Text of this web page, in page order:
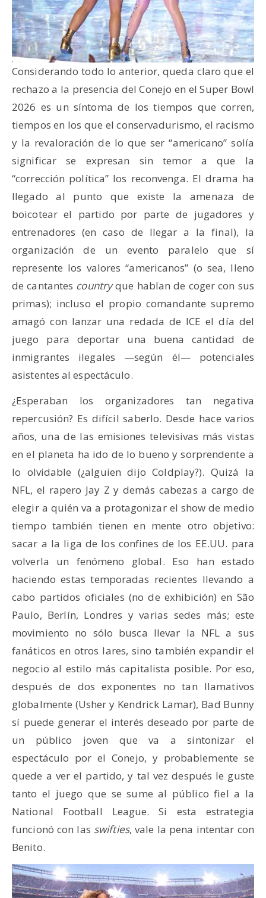
Considerando todo lo anterior, queda claro que el
rechazo a la presencia del Conejo en el Super Bowl
2026 es un síntoma de los tiempos que corren,
tiempos en los que el conservadurismo, el racismo
y la revaloración de lo que ser “americano” solía
significar se expresan sin temor a que la
“corrección política” los reconvenga. El drama ha
llegado al punto que existe la amenaza de
boicotear el partido por parte de jugadores y
entrenadores (en caso de llegar a la final), la
organización de un evento paralelo que sí
represente los valores “americanos” (o sea, lleno
de cantantes countryque hablan de coger con sus
primas); incluso el propio comandante supremo
amagó con lanzar una redada de ICE el día del
juego para deportar una buena cantidad de
inmigrantes ilegales —según él— potenciales
asistentes al espectáculo.
¿Esperaban los organizadores tan negativa
repercusión? Es difícil saberlo. Desde hace varios
años, una de las emisiones televisivas más vistas
en el planeta ha ido de lo bueno y sorprendente a
lo olvidable (¿alguien dijo Coldplay?). Quizá la
NFL, el rapero Jay Z y demás cabezas a cargo de
elegir a quién va a protagonizar el show de medio
tiempo también tienen en mente otro objetivo:
sacar a la liga de los confines de los EE.UU. para
volverla un fenómeno global. Eso han estado
haciendo estas temporadas recientes llevando a
cabo partidos oficiales (no de exhibición) en São
Paulo, Berlín, Londres y varias sedes más; este
movimiento no sólo busca llevar la NFL a sus
fanáticos en otros lares, sino también expandir el
negocio al estilo más capitalista posible. Por eso,
después de dos exponentes no tan llamativos
globalmente (Usher y Kendrick Lamar), Bad Bunny
sí puede generar el interés deseado por parte de
un público joven que va a sintonizar el
espectáculo por el Conejo, y probablemente se
quede a ver el partido, y tal vez después le guste
tanto el juego que se sume al público fiel a la
National Football League. Si esta estrategia
funcionó con las swifties, vale la pena intentar con
Benito.